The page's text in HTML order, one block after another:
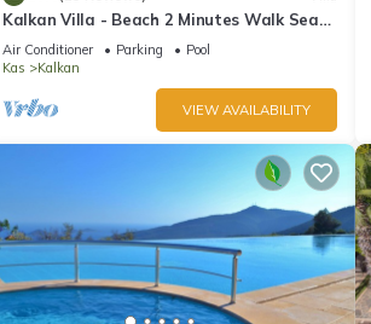
Kalkan Villa - Beach 2 Minutes Walk Sea
Views; Private Pool; Wifi; Air Con; TV;
Air Conditioner Parking
Pool
Kas
Kalkan
VIEW AVAILABILITY